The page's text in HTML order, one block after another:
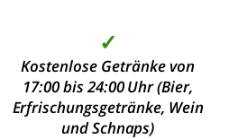
✓
Kostenlose Getränke von
17:00 bis 24:00 Uhr (Bier,
Erfrischungsgetränke, Wein
und Schnaps)